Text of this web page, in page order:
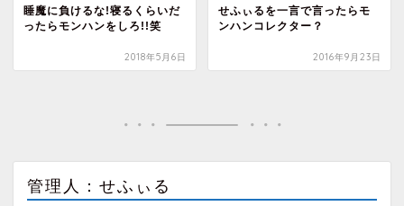
睡魔に負けるな!寝るくらいだ
ったらモンハンをしろ!!笑
2018年5月6日
せふぃるを一言で言ったらモ
ンハンコレクター？
2016年9月23日
管理人：せふぃる